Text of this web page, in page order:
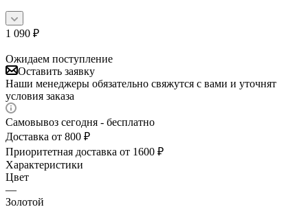
1 090 ₽
Ожидаем поступление
Оставить заявку
Наши менеджеры обязательно свяжутся с вами и уточнят
условия заказа
Самовывоз сегодня - бесплатно
Доставка от 800 ₽
Приоритетная доставка от 1600 ₽
Характеристики
Цвет
—
Золотой